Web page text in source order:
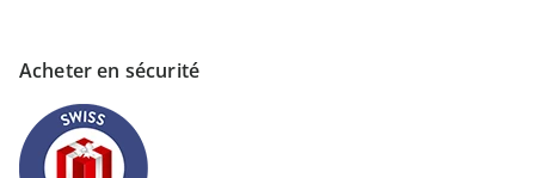
Acheter en sécurité